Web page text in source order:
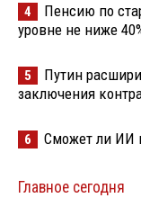
4
Пенсию по
уровне не ниже
5
Путин
заключения
6 Сможет ли ИИ
Главное сегодня